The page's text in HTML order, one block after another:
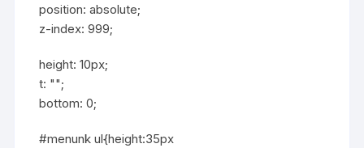
position: absolute;
z-index: 999;
height: 10px;
t: "";
bottom: 0;
#menunk ul{height:35px